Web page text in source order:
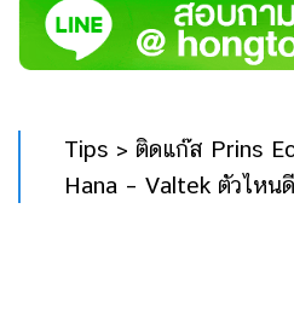
Tips > ติดแก๊ส Prins
Hana – Valtek ตัวไหน